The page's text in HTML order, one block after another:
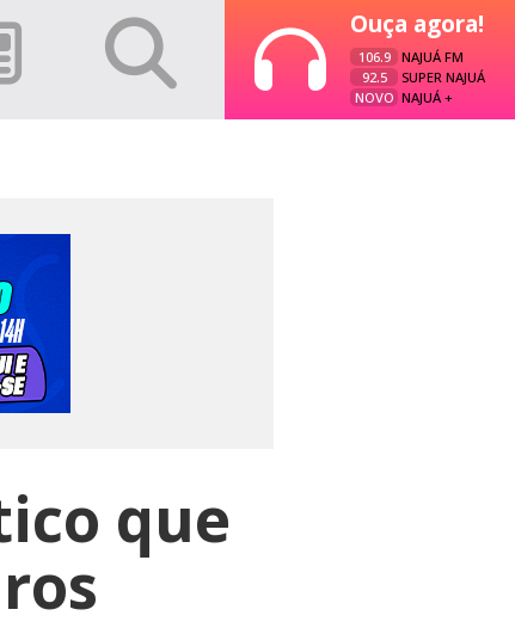
Ouça agora!
106.9
NAJUÁ FM
92.5
SUPER NAJUÁ
NOVO NAJUÁ +
que